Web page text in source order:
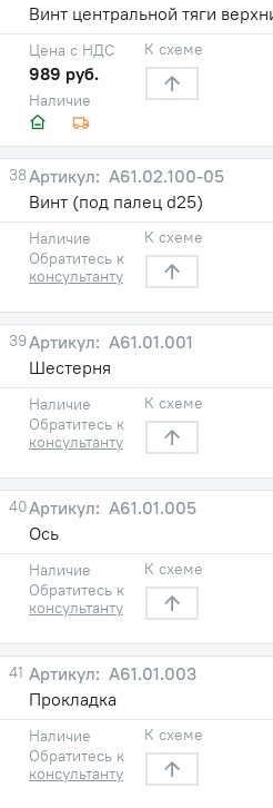
Винт центральной тяги
Наличие
Цена с НДС
989 руб.
К схеме
38
А61.02.100-05
Винт (под палец d25)
Наличие
Обратитесь к
консультанту
К схеме
39
A61.01.001
Шестерня
Наличие
Обратитесь к
консультанту
К схеме
40
A61.01.005
Ось
Наличие
Обратитесь к
консультанту
К схеме
41
A61.01.003
Прокладка
Наличие
Обратитесь к
консультанту
К схеме